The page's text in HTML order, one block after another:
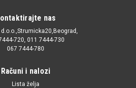
nas
720, 011 7444-730
067 7444-780
Računi i nalozi
Lista želja